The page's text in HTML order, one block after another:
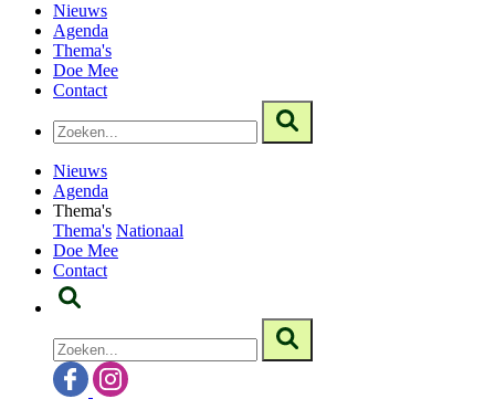
Nieuws
Agenda
Thema's
Doe Mee
Contact
Nieuws
Agenda
Thema's
Thema's Nationaal
Doe Mee
Contact